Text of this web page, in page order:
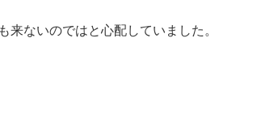
ないのではと心配していました。